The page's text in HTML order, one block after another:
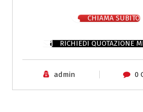
CHIAMA SUBITO
RICHIEDI QUOTAZIONE
admin 0